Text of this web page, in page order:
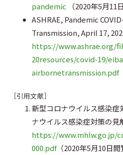
pandemic （2020年5月11
ASHRAE, Pandemic
Transmission, April 17,
https://www.ashrae.org/
20resources/covid-19/
airbornetransmission.pdf
［引用文献］
新型コロナウイルス感染
ナウイルス感染症対策の
https://www.mhlw.go.jp/
000.pdf（2020年5月10日閲